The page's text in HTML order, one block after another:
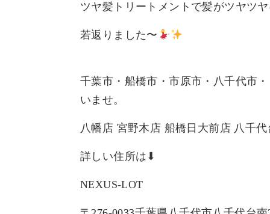
ツヤ髪トリートメントで髪がツヤツ
若返りました〜
千葉市・船橋市・市原市・八千代市
いませ。
八幡店 宮野木店 船橋日大前店 八千
詳しい住所は ⬇︎
NEXUS-LOT